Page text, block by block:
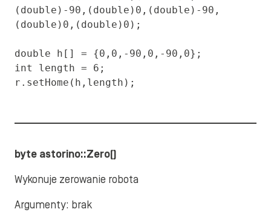
(double)-90,(double)0,(double)-90,
(double)0,(double)0);
double h[] = {0,0,-90,0,-90,0};
int length = 6;
r.setHome(h,length);
byte astorino::Zero()
Wykonuje zerowanie robota
Argumenty: brak